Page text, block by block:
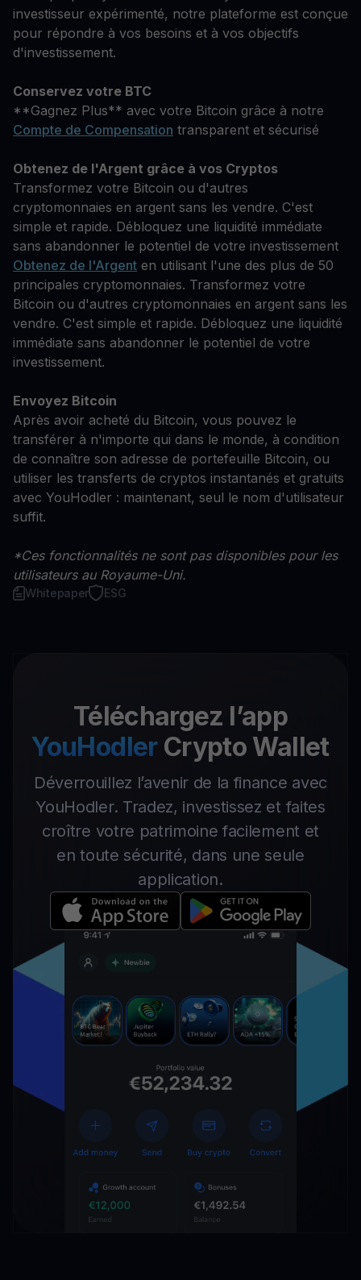
investisseur expérimenté, notre plateforme est conçue
pour répondre à vos besoins et à vos objectifs
d'investissement.
Conservez votre BTC
**Gagnez Plus** avec votre Bitcoin grâce à notre
Compte de Compensation transparent et sécurisé
Obtenez de l'Argent grâce à vos Cryptos
Transformez votre Bitcoin ou d'autres
cryptomonnaies en argent sans les vendre. C'est
simple et rapide. Débloquez une liquidité immédiate
sans abandonner le potentiel de votre investissement
Obtenez de l'Argent en utilisant l'une des plus de 50
principales cryptomonnaies. Transformez votre
Bitcoin ou d'autres cryptomonnaies en argent sans les
vendre. C'est simple et rapide. Débloquez une liquidité
immédiate sans abandonner le potentiel de votre
investissement.
Envoyez Bitcoin
Après avoir acheté du Bitcoin, vous pouvez le
transférer à n'importe qui dans le monde, à condition
de connaître son adresse de portefeuille Bitcoin, ou
utiliser les transferts de cryptos instantanés et gratuits
avec YouHodler : maintenant, seul le nom d'utilisateur
suffit.
*Ces fonctionnalités ne sont pas disponibles pour les
utilisateurs au Royaume-Uni.
Whitepaper ESG
Téléchargez l’app
YouHodler Crypto Wallet
Déverrouillez l’avenir de la finance avec
YouHodler. Tradez, investissez et faites
croître votre patrimoine facilement et
en toute sécurité, dans une seule
application.